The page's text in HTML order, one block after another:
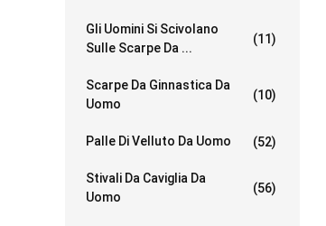
Gli Uomini Si Scivolano
Sulle Scarpe Da ...
(11)
Scarpe Da Ginnastica Da
Uomo
(10)
Palle Di Velluto Da Uomo (52)
Stivali Da Caviglia Da
Uomo
(56)